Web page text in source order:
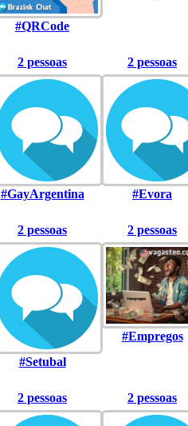
#QRCode
2 pessoas
#GayArgentina
2 pessoas
#Evora
2 pessoas
#Setubal
2 pessoas
#Empregos
2 pessoas 2 pessoas